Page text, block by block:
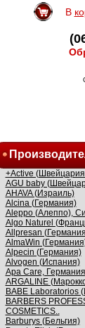
В
+Active
AGU baby
AHAVA (Израиль)
Alcina (Германия)
Aleppo (Алеппо),
Algo Naturel
Allpresan
AlmaWin
Alpecin (Германия)
Alvogen (Испания)
Apa Care, Германия
ARGALINE
BABE Laboratorios
BARBERS
COSMETICS..
Barburys (Бельгия)